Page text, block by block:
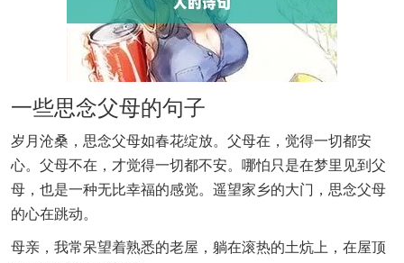
一些思念父母的句子
岁月沧桑，思念父母如春花绽放。父母在，觉得一切都安
心。父母不在，才觉得一切都不安。哪怕只是在梦里见到父
母，也是一种无比幸福的感觉。遥望家乡的大门，思念父母
的心在跳动。
母亲，我常呆望着熟悉的老屋，躺在滚热的土炕上，在屋顶